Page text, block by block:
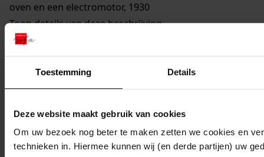
Toestemming Details
Deze website maakt gebruik van cookies
Om uw bezoek nog beter te maken zetten we cookies en
technieken in. Hiermee kunnen wij (en derde partijen) uw
oven en een electromotor, 1930
Toon details van deze beschrijving
809Hoogkarspel; Uitbreiding van zuivelfabriek door
plaatsing van twee electromotoren van 3 en 1,5 pk,
Toon details van deze beschrijving
1425 Hoogkarspel; Oprichten van een pompstation